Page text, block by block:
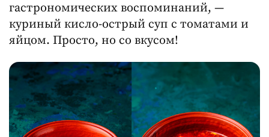
гастрономических воспоминаний, —
куриный кисло-острый суп с томатами и
яйцом. Просто, но со вкусом!